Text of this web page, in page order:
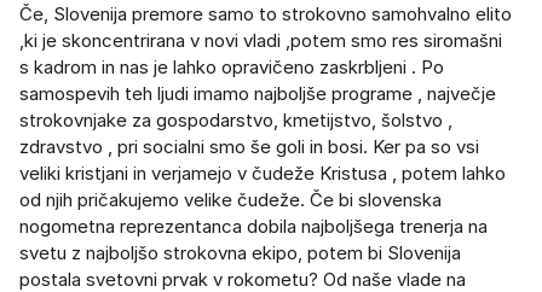
Če, Slovenija premore samo to strokovno samohvalno elito
,ki je skoncentrirana v novi vladi ,potem smo res siromašni
s kadrom in nas je lahko opravičeno zaskrbljeni . Po
samospevih teh ljudi imamo najboljše programe , največje
strokovnjake za gospodarstvo, kmetijstvo, šolstvo ,
zdravstvo , pri socialni smo še goli in bosi. Ker pa so vsi
veliki kristjani in verjamejo v čudeže Kristusa , potem lahko
od njih pričakujemo velike čudeže. Če bi slovenska
nogometna reprezentanca dobila najboljšega trenerja na
svetu z najboljšo strokovna ekipo, potem bi Slovenija
postala svetovni prvak v rokometu? Od naše vlade na